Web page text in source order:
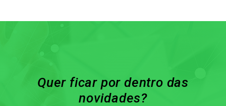
Quer ficar por dentro das
novidades?